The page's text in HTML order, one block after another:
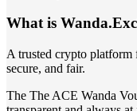
What is
A trusted crypto
secure, and fair.
The The ACE Wanda